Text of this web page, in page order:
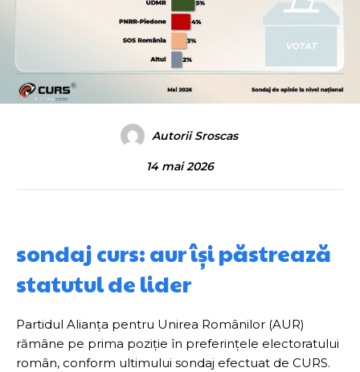
Autorii Sroscas
14 mai 2026
sondaj curs: aur își păstrează
statutul de lider
Partidul Alianța pentru Unirea Românilor (AUR)
rămâne pe prima poziție în preferințele electoratului
român, conform ultimului sondaj efectuat de CURS.